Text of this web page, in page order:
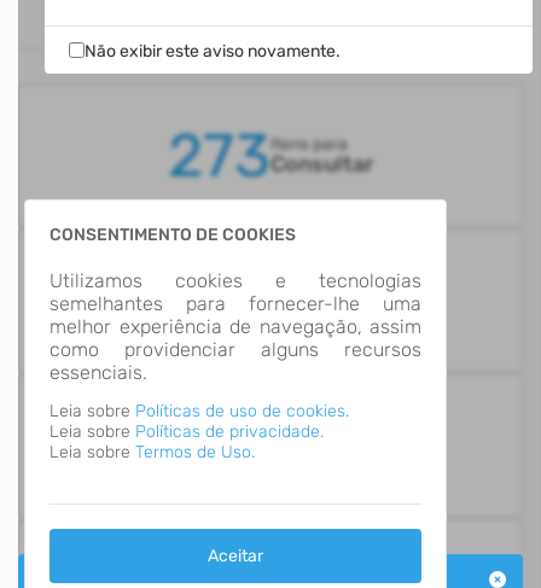
Não exibir este aviso novamente.
CONSENTIMENTO DE COOKIES
Utilizamos cookies e tecnologias
semelhantes para fornecer-lhe uma
melhor experiência de navegação, assim
como providenciar alguns recursos
essenciais.
Leia sobre Políticas de uso de cookies.
Leia sobre Políticas de privacidade.
Leia sobre Termos de Uso.
Aceitar
Aviso Portal Transparência
ESTATÍSTICAS
273 Itens para
Consultar
14 Grupos de
Informação
Número de Acessos
991,637
Última Atualização